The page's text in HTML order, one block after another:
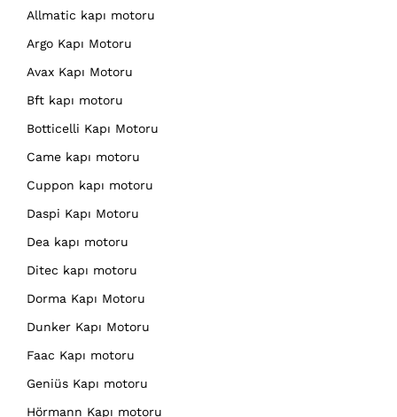
Allmatic kapı motoru
Argo Kapı Motoru
Avax Kapı Motoru
Bft kapı motoru
Botticelli Kapı Motoru
Came kapı motoru
Cuppon kapı motoru
Daspi Kapı Motoru
Dea kapı motoru
Ditec kapı motoru
Dorma Kapı Motoru
Dunker Kapı Motoru
Faac Kapı motoru
Geniüs Kapı motoru
Hörmann Kapı motoru